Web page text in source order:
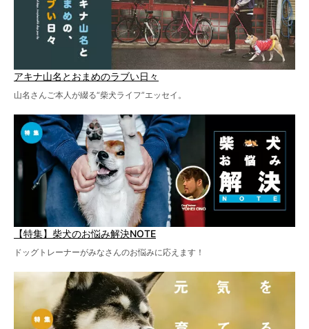
アキナ山名とおまめのラブい日々
山名さんご本人が綴る“柴犬ライフ”エッセイ。
【特集】柴犬のお悩み解決NOTE
ドッグトレーナーがみなさんのお悩みに応えます！